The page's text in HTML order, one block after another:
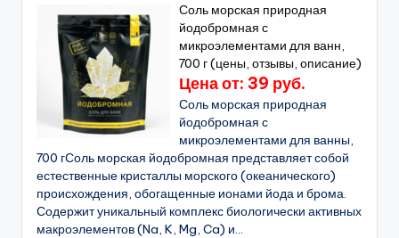
Соль морская природная
йодобромная с
микроэлементами для ванн,
700 г (цены, отзывы, описание)
Цена от: 39 руб.
Соль морская природная
йодобромная с
микроэлементами для ванны,
700 гСоль морская йодобромная представляет собой
естественные кристаллы морского (океанического)
происхождения, обогащенные ионами йода и брома.
Содержит уникальный комплекс биологически активных
макроэлементов (Na, K, Mg, Ca) и...